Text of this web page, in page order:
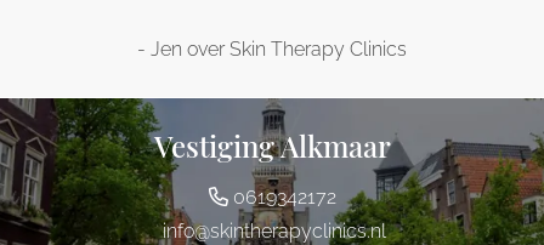
- Jen over Skin Therapy Clinics
Vestiging Alkmaar
0619342172
info@skintherapyclinics.nl